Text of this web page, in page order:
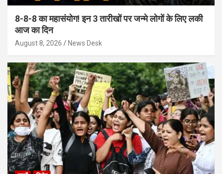
8-8-8 का महासंयोग! इन 3 तारीखों पर जन्मे लोगों के लिए लकी
आज का दिन
August 8, 2026 News Desk